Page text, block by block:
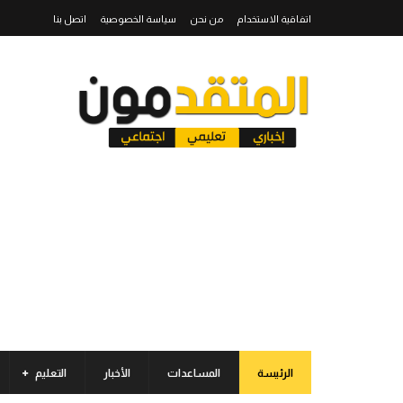
اتفاقية الاستخدام من نحن سياسة الخصوصية اتصل بنا
الرئيسة المساعدات الأخبار التعليم